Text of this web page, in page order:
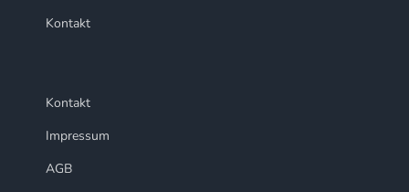
Kontakt
Kontakt
Impressum
AGB